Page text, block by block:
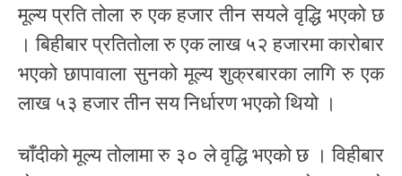
मूल्य प्रति तोला रु एक हजार तीन सयले वृद्धि भएको छ
। बिहीबार प्रतितोला रु एक लाख ५२ हजारमा कारोबार
भएको छापावाला सुनको मूल्य शुक्रबारका लागि रु एक
लाख ५३ हजार तीन सय निर्धारण भएको थियो ।
चाँदीको मूल्य तोलामा रु ३० ले वृद्धि भएको छ । विहीबार